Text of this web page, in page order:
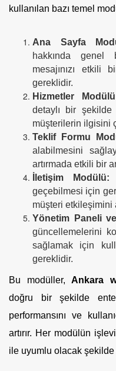
kullanılan bazı temel
Ana Sayfa
hakkında genel
mesajınızı
gereklidir.
Hizmetler
detaylı bir şekilde
müşterilerin ilgisini
Teklif Formu
alabilmesini
artırmada etkili bir
İletişim Modülü:
geçebilmesi için
müşteri etkileşimini
Yönetim Paneli
güncellemelerini
sağlamak için
gereklidir.
Bu modüller, Ankara
doğru bir şekilde
performansını ve
artırır. Her modülün
ile uyumlu olacak